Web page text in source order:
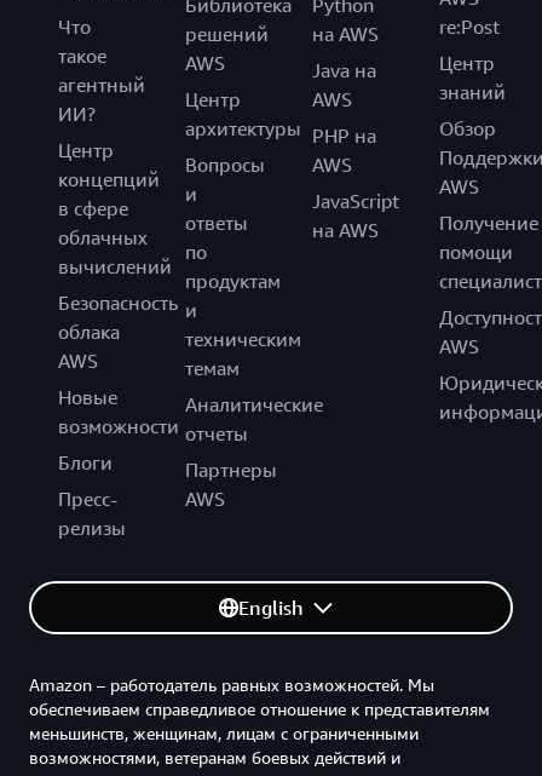
Что
такое
агентный
ИИ?
Центр
концепций
в сфере
облачных
вычислений
Безопасность
облака
AWS
Новые
возможности
Блоги
Пресс-
релизы
Библиотека
решений
AWS
Центр
архитектуры
Вопросы
и
ответы
по
продуктам
и
техническим
темам
Аналитические
отчеты
Партнеры
AWS
Python
на AWS
Java на
AWS
PHP на
AWS
JavaScript
на AWS
re:Post
Центр
знаний
Обзор
AWS
Получение
помощи
AWS
English
Amazon – работодатель равных возможностей. Мы
обеспечиваем справедливое отношение к представителям
меньшинств, женщинам, лицам с ограниченными
возможностями, ветеранам боевых действий и